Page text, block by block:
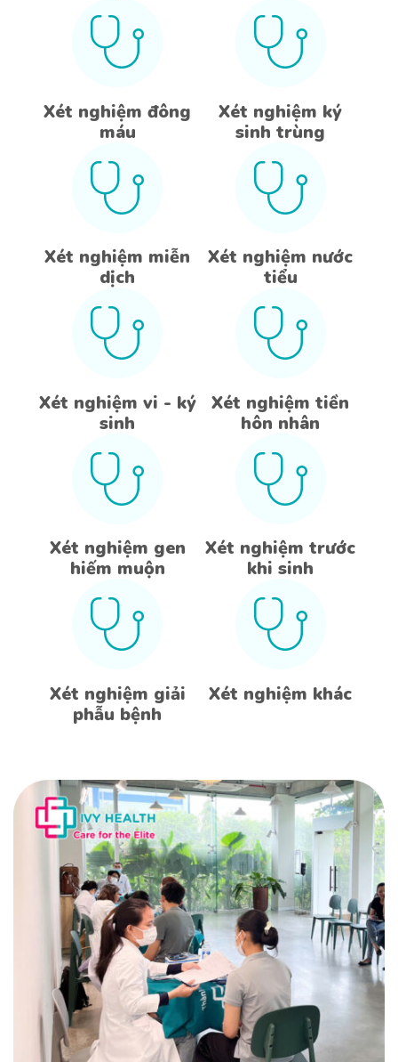
Xét nghiệm đông
máu
Xét nghiệm ký
sinh trùng
Xét nghiệm miễn
dịch
Xét nghiệm nước
tiểu
Xét nghiệm vi - ký
sinh
Xét nghiệm tiền
hôn nhân
Xét nghiệm gen
hiếm muộn
Xét nghiệm trước
khi sinh
Xét nghiệm giải
phẫu bệnh
Xét nghiệm khác